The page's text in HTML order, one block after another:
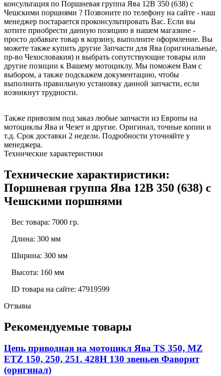
консультация по Поршневая группа Ява 12В 350 (638) с
Чешскими поршнями ? Позвоните по телефону на сайте - наш
менеджер постарается проконсультировать Вас. Если вы
хотите приобрести данную позицию в нашем магазине -
просто добавьте товар в корзину, выполните оформление. Вы
можете также купить другие Запчасти для Ява (оригинальные,
пр-во Чехословакия) и выбрать сопутствующие товары или
другие позиции к Вашему мотоциклу. Мы поможем Вам с
выбором, а также подскажем документацию, чтобы
выполнить правильную установку данной запчасти, если
возникнут трудности.
Также привозим под заказ любые запчасти из Европы на
мотоциклы Ява и Чезет и другие. Оригинал, точные копии и
т.д. Срок доставки 2 недели. Подробности уточняйте у
менеджера.
Технические характеристики
Технические характиристики:
Поршневая группа Ява 12В 350 (638) с
Чешскими поршнями
Вес товара: 7000 гр.
Длина: 300 мм
Ширина: 300 мм
Высота: 160 мм
ID товара на сайте: 47919599
Отзывы
Рекомендуемые товары
Цепь приводная на мотоцикл Ява TS 350, MZ
ETZ 150, 250, 251. 428Н 130 звеньев Фаворит
(оригинал)